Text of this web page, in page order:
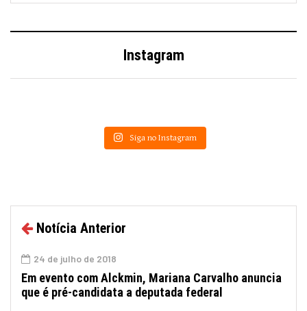
Instagram
Siga no Instagram
Notícia Anterior
24 de julho de 2018
Em evento com Alckmin, Mariana Carvalho anuncia
que é pré-candidata a deputada federal